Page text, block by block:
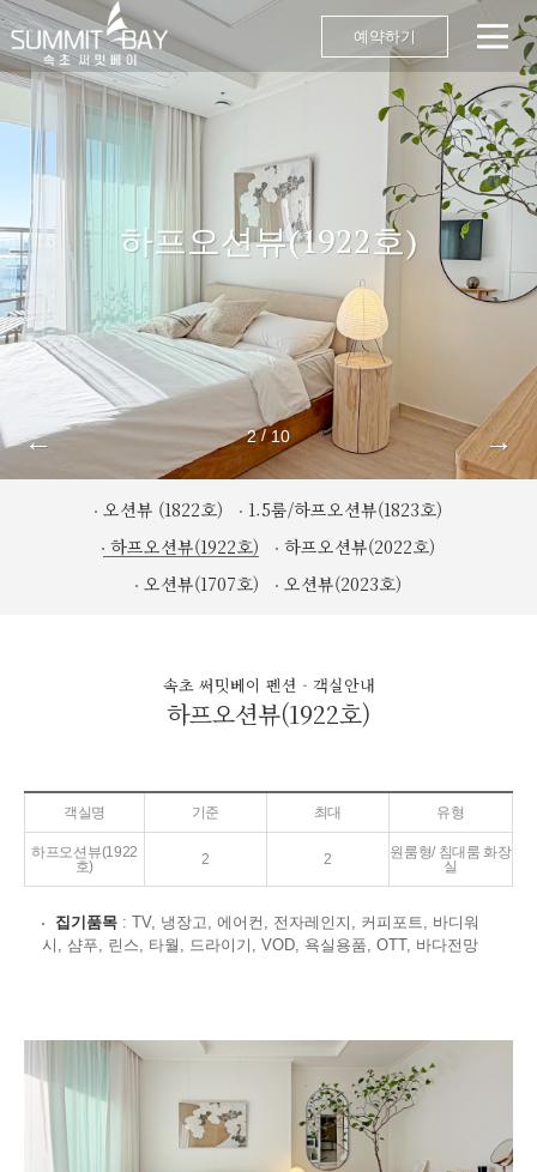
예약하기
하프오션뷰(1922호)
← 2/10 →
오션뷰 (1822호)
1.5룸/하프오션뷰(1823호)
하프오션뷰(1922호)
하프오션뷰(2022호)
오션뷰(1707호)
오션뷰(2023호)
속초 써밋베이 펜션 - 객실안내
하프오션뷰(1922호)
객실명 기준 최대 유형
하프오션뷰(1922
호)
2 2
원룸형/ 침대룸 화장
실
집기품목 : TV, 냉장고, 에어컨, 전자레인지, 커피포트, 바디워
시, 샴푸, 린스, 타월, 드라이기, VOD, 욕실용품, OTT, 바다전망